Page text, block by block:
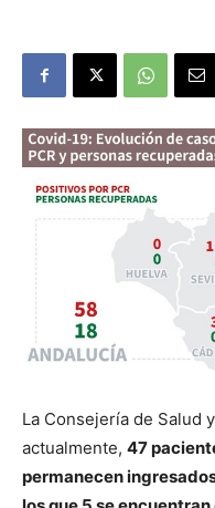
La Consejería de Salud
actualmente, 47
permanecen